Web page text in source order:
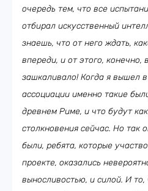
очередь тем, что все
отбирал искусственный
знаешь, что от него ждать,
впереди, и от этого, конечно,
зашкаливало! Когда я вышел
ассоциации именно такие
древнем Риме, и что будут
столкновения сейчас. Но так
были, ребята, которые
проекте, оказались
выносливостью, и силой. И